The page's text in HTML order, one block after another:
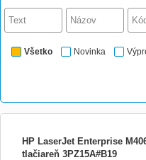
Všetko Novinka
HP LaserJet Enterprise
tlačiareň 3PZ15A#B19